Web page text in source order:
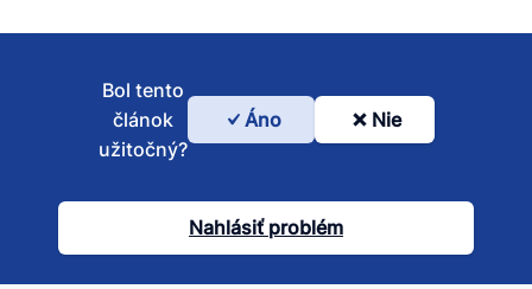
Bol
článok
užitočný?
Bol tento
článok
užitočný?
Áno Nie
Nahlásiť problém